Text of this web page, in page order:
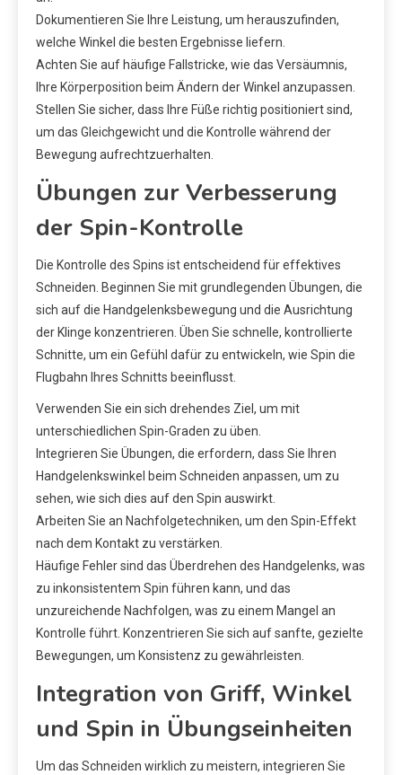
Dokumentieren Sie Ihre Leistung, um herauszufinden,
welche Winkel die besten Ergebnisse liefern.
Achten Sie auf häufige Fallstricke, wie das Versäumnis,
Ihre Körperposition beim Ändern der Winkel anzupassen.
Stellen Sie sicher, dass Ihre Füße richtig positioniert sind,
um das Gleichgewicht und die Kontrolle während der
Bewegung aufrechtzuerhalten.
Übungen zur Verbesserung
der Spin-Kontrolle
Die Kontrolle des Spins ist entscheidend für effektives
Schneiden. Beginnen Sie mit grundlegenden Übungen, die
sich auf die Handgelenksbewegung und die Ausrichtung
der Klinge konzentrieren. Üben Sie schnelle, kontrollierte
Schnitte, um ein Gefühl dafür zu entwickeln, wie Spin die
Flugbahn Ihres Schnitts beeinflusst.
Verwenden Sie ein sich drehendes Ziel, um mit
unterschiedlichen Spin-Graden zu üben.
Integrieren Sie Übungen, die erfordern, dass Sie Ihren
Handgelenkswinkel beim Schneiden anpassen, um zu
sehen, wie sich dies auf den Spin auswirkt.
Arbeiten Sie an Nachfolgetechniken, um den Spin-Effekt
nach dem Kontakt zu verstärken.
Häufige Fehler sind das Überdrehen des Handgelenks, was
zu inkonsistentem Spin führen kann, und das
unzureichende Nachfolgen, was zu einem Mangel an
Kontrolle führt. Konzentrieren Sie sich auf sanfte, gezielte
Bewegungen, um Konsistenz zu gewährleisten.
Integration von Griff, Winkel
und Spin in Übungseinheiten
Um das Schneiden wirklich zu meistern, integrieren Sie